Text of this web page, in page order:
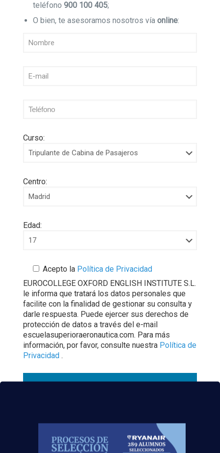
teléfono 900 100 405;
O bien, te asesoramos nosotros vía online:
Curso:
Centro:
Edad:
Acepto laPolítica de Privacidad
EUROCOLLEGE OXFORD ENGLISH INSTITUTE S.L.
le informa que tratará los datos personales que
facilite con la finalidad de gestionar su consulta y
darle respuesta. Puede ejercer sus derechos de
protección de datos a través del e-mail
escuelasuperioraeronautica.com. Para más
información, por favor, consulte nuestra Política de
Privacidad .